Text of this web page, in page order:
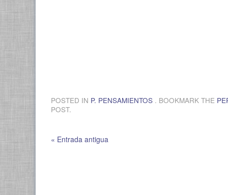
POSTED IN P. PENSAMIENTOS . BOOKMARK THE
POST.
« Entrada antigua